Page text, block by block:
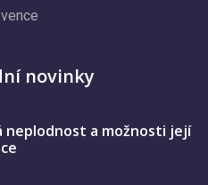
novinky
neplodnost a možnosti její